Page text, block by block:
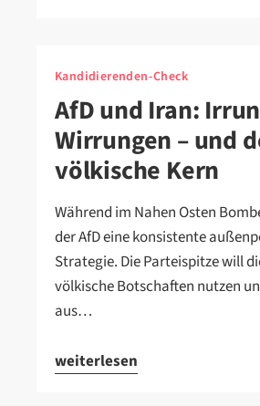
Kandidierenden-Check
AfD und Iran:
Wirrungen – und
völkische Kern
Während im Nahen Osten
der AfD eine konsistente
Strategie. Die Parteispitze will
völkische Botschaften nutzen
aus…
weiterlesen